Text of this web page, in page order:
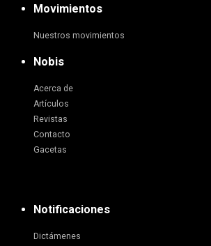
Movimientos
Nuestros movimientos
Nobis
Acerca de
Artículos
Revistas
Contacto
Gacetas
Notificaciones
Dictámenes